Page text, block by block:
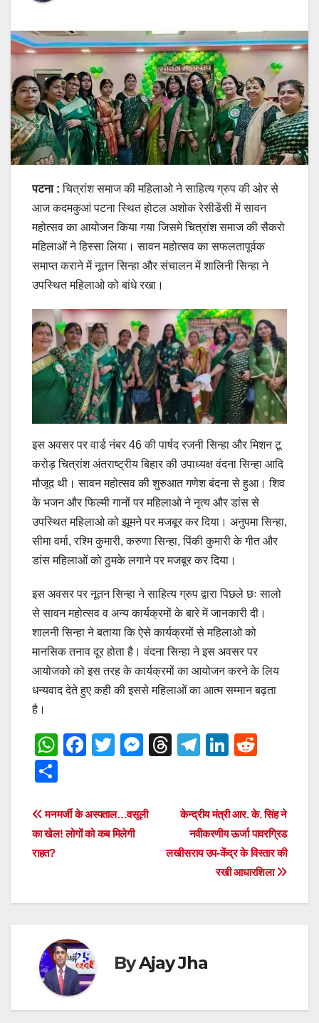
पटना :चित्रांश समाज की महिलाओ ने साहित्य ग्रुप की ओर से
आज कदमकुआं पटना स्थित होटल अशोक रेसीडेंसी में सावन
महोत्सव का आयोजन किया गया जिसमे चित्रांश समाज की सैकरो
महिलाओं ने हिस्सा लिया। सावन महोत्सव का सफलतापूर्वक
समाप्त कराने में नूतन सिन्हा और संचालन में शालिनी सिन्हा ने
उपस्थित महिलाओ को बांधे रखा।
इस अवसर पर वार्ड नंबर 46 की पार्षद रजनी सिन्हा और मिशन टू
करोड़ चित्रांश अंतराष्ट्रीय बिहार की उपाध्यक्ष वंदना सिन्हा आदि
मौजूद थी। सावन महोत्सव की शुरुआत गणेश बंदना से हुआ। शिव
के भजन और फिल्मी गानों पर महिलाओ ने नृत्य और डांस से
उपस्थित महिलाओ को झूमने पर मजबूर कर दिया। अनुपमा सिन्हा,
सीमा वर्मा, रश्मि कुमारी, करुणा सिन्हा, पिंकी कुमारी के गीत और
डांस महिलाओं को ठुमके लगाने पर मजबूर कर दिया।
इस अवसर पर नूतन सिन्हा ने साहित्य ग्रुप द्वारा पिछले छः सालो
से सावन महोत्सव व अन्य कार्यक्रमों के बारे में जानकारी दी।
शालनी सिन्हा ने बताया कि ऐसे कार्यक्रमों से महिलाओ को
मानसिक तनाव दूर होता है। वंदना सिन्हा ने इस अवसर पर
आयोजको को इस तरह के कार्यक्रमों का आयोजन करने के लिय
धन्यवाद देते हुए कही की इससे महिलाओं का आत्म सम्मान बढ़ता
है।
W
s
A
F
e
b
k
T
er
M
e
T
a
s
T
gr
a
m
Li
e
dI
n
di
t
ar
e
Post
navigation
केन्द्रीय मंत्री आर. के. सिंह ने
नवीकरणीय ऊर्जा पावरग्रिड
लखीसराय उप-केंद्र के विस्तार की
रखी आधारशिला
मनमर्जी के अस्पताल…वसूली
का खेल! लोगों को कब मिलेगी
राहत?
ByAjay Jha